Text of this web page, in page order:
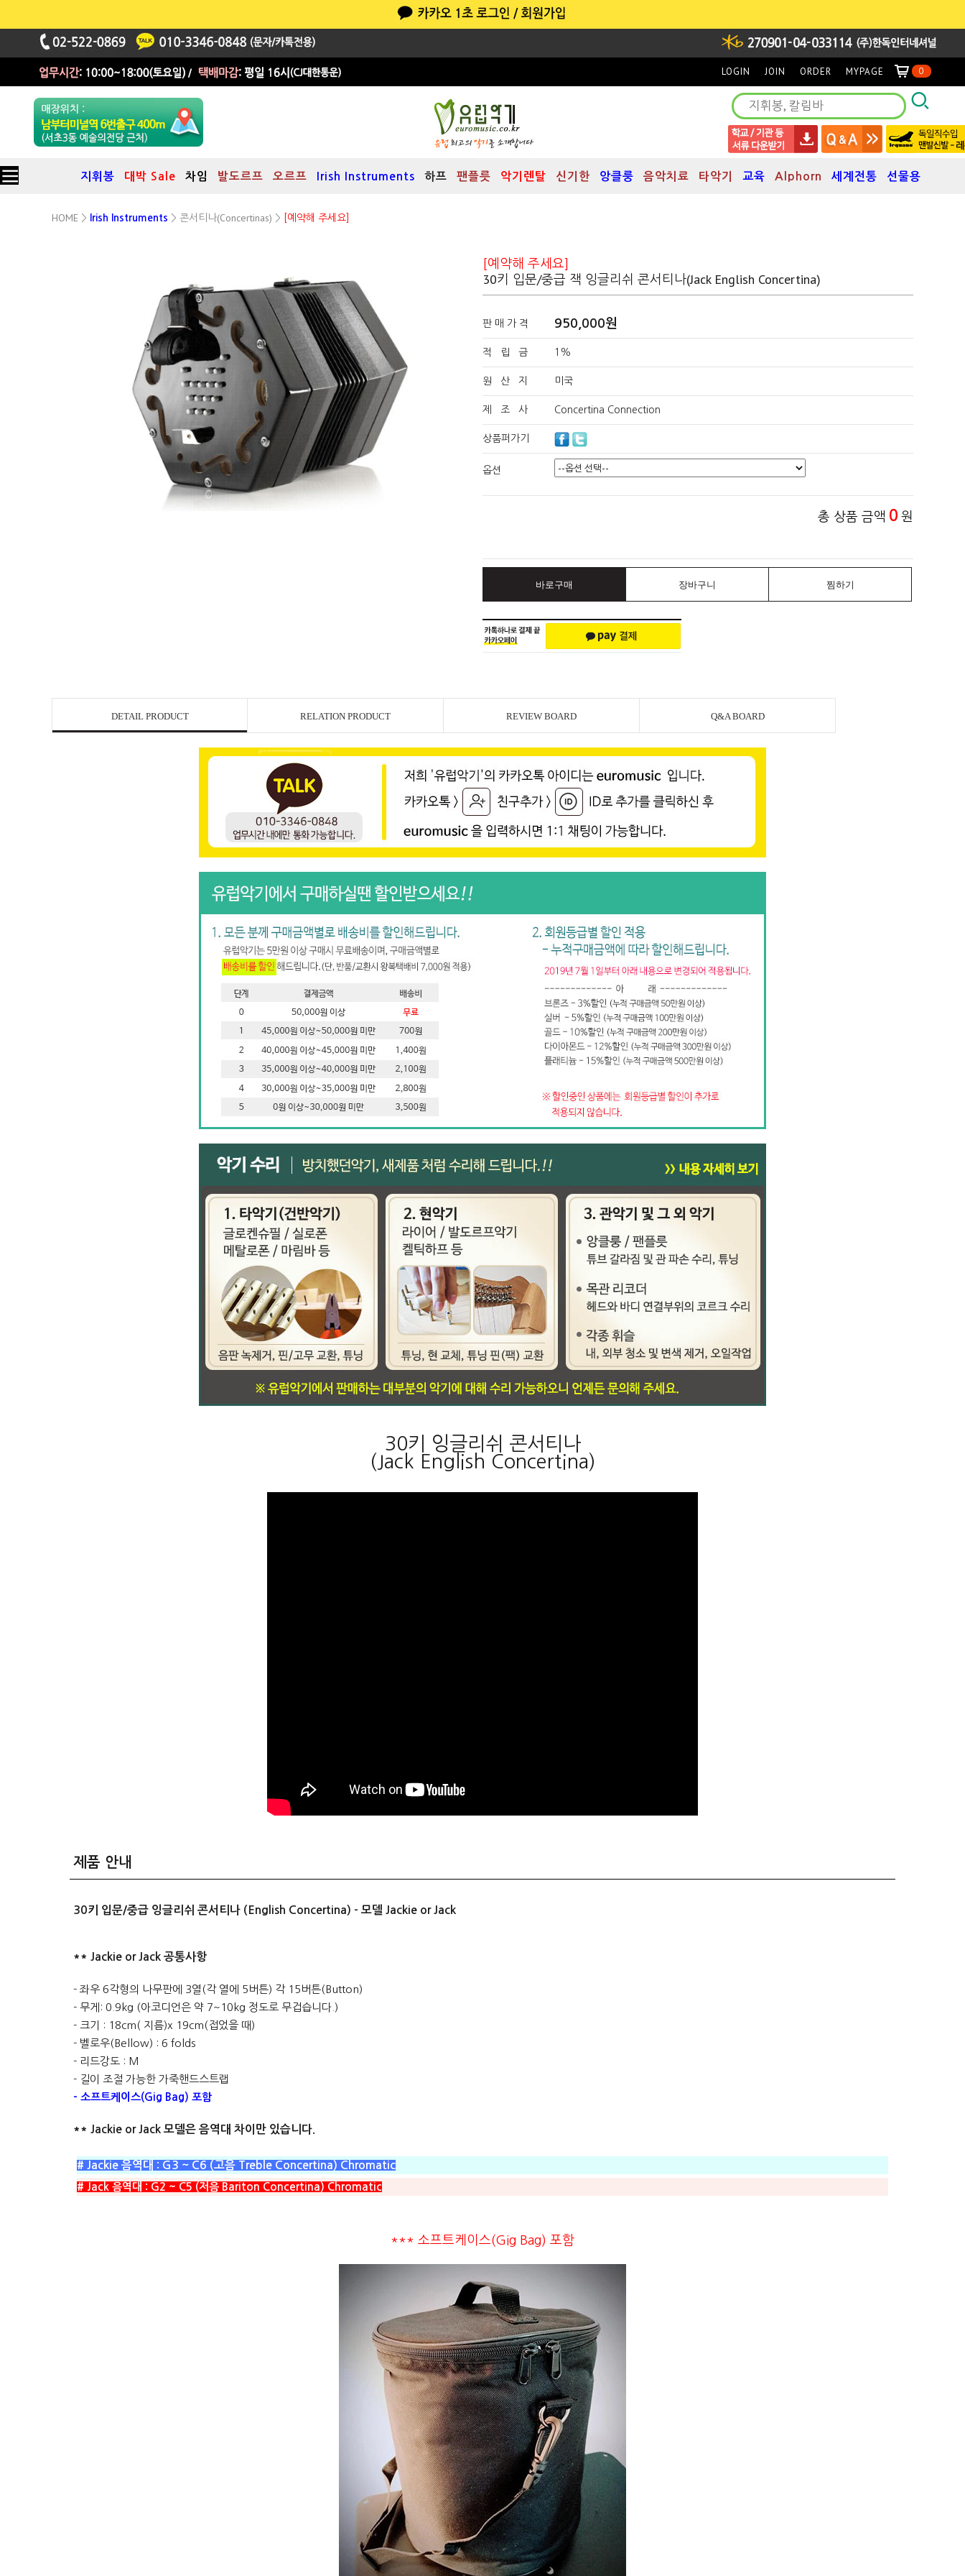
LOGIN JOIN ORDER MYPAGE 0
지휘봉 대박 Sale 차임 발도르프 오르프 Irish Instruments 하프 팬플릇 악기렌탈 신기한 앙클룽 음악치료 타악기 교육 Alphorn 세계전통 선물용
HOME > Irish Instruments > 콘서티나(Concertinas) > [예약해 주세요]
[예약해 주세요]
30키 입문/중급 잭 잉글리쉬 콘서티나(Jack English Concertina)
판 매 가 격 950,000원
적 립 금 1%
원 산 지 미국
제 조 사 Concertina Connection
상품퍼가기
옵션
총 상품 금액 0 원
바로구매 장바구니 찜하기
DETAIL PRODUCT RELATION PRODUCT REVIEW BOARD Q&A BOARD
30키 잉글리쉬 콘서티나
(Jack English Concertina)
제품 안내
30키 입문/중급 잉글리쉬 콘서티나 (English Concertina) - 모델 Jackie or Jack
** Jackie or Jack 공통사항
- 좌우 6각형의 나무판에 3열(각 열에 5버튼) 각 15버튼(Button)
- 무게: 0.9kg (아코디언은 약 7~10kg 정도로 무겁습니다.)
- 크기 : 18cm( 지름)x 19cm(접었을 때)
- 벨로우(Bellow) : 6 folds
- 리드강도 : M
- 길이 조절 가능한 가죽핸드스트랩
- 소프트케이스(Gig Bag) 포함
** Jackie or Jack 모델은 음역대 차이만 있습니다.
# Jackie 음역대 : G3 ~ C6 (고음 Treble Concertina) Chromatic
# Jack 음역대 : G2 ~ C5 (저음 Bariton Concertina) Chromatic
*** 소프트케이스(Gig Bag) 포함